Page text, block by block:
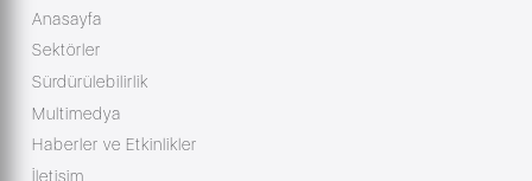
Anasayfa
Sektörler
Sürdürülebilirlik
Multimedya
Haberler ve Etkinlikler
İletişim